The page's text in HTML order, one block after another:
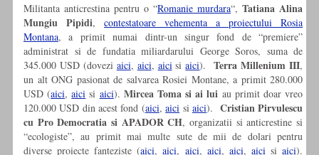
Militanta anticrestina pentru o “Romanie murdara“, Tatiana Alina
Mungiu Pipidi, contestatoare vehementa a proiectului Rosia
Montana, a primit numai dintr-un singur fond de “premiere”
administrat si de fundatia miliardarului George Soros, suma de
345.000 USD (dovezi aici, aici, aicisiaici).Terra Millenium III,
un alt ONG pasionat de salvarea Rosiei Montane, a primit 280.000
USD (aici,aici si aici). Mircea Toma si ai lui au primit doar vreo
120.000 USD din acest fond (aici,aici si aici). Cristian Pirvulescu
cu Pro Democratia si APADOR CH, organizatii si anticrestine si
“ecologiste”, au primit mai multe sute de mii de dolari pentru
diverse proiecte fanteziste (aici,aici, aici, aici, aici, aicisiaici).